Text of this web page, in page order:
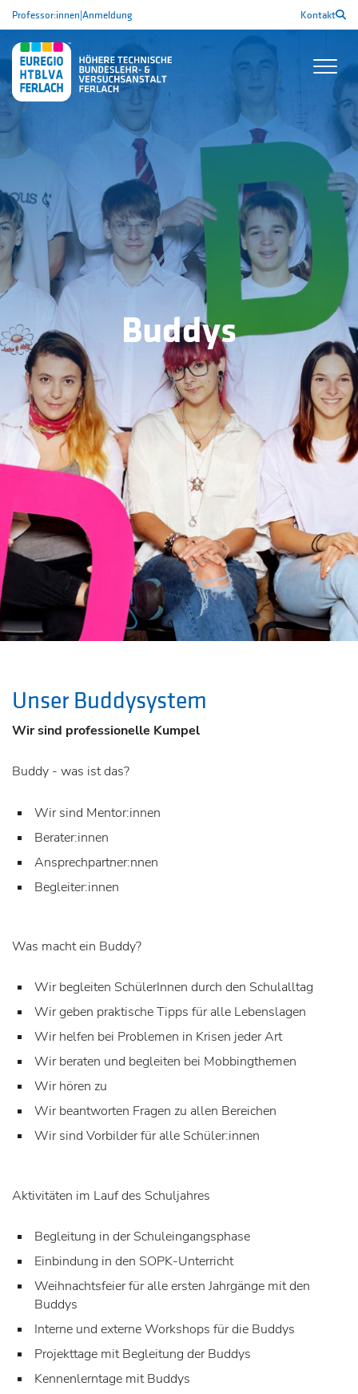
Professor:innen|Anmeldung Kontakt
Buddys
Unser Buddysystem
Wir sind professionelle Kumpel
Buddy - was ist das?
Wir sind Mentor:innen
Berater:innen
Ansprechpartner:nnen
Begleiter:innen
Was macht ein Buddy?
Wir begleiten SchülerInnen durch den Schulalltag
Wir geben praktische Tipps für alle Lebenslagen
Wir helfen bei Problemen in Krisen jeder Art
Wir beraten und begleiten bei Mobbingthemen
Wir hören zu
Wir beantworten Fragen zu allen Bereichen
Wir sind Vorbilder für alle Schüler:innen
Aktivitäten im Lauf des Schuljahres
Begleitung in der Schuleingangsphase
Einbindung in den SOPK-Unterricht
Weihnachtsfeier für alle ersten Jahrgänge mit den
Buddys
Interne und externe Workshops für die Buddys
Projekttage mit Begleitung der Buddys
Kennenlerntage mit Buddys